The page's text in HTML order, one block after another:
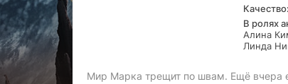
Качество:
В ролях
Алина
Линда
Мир Марка трещит по швам. Ещё вчера